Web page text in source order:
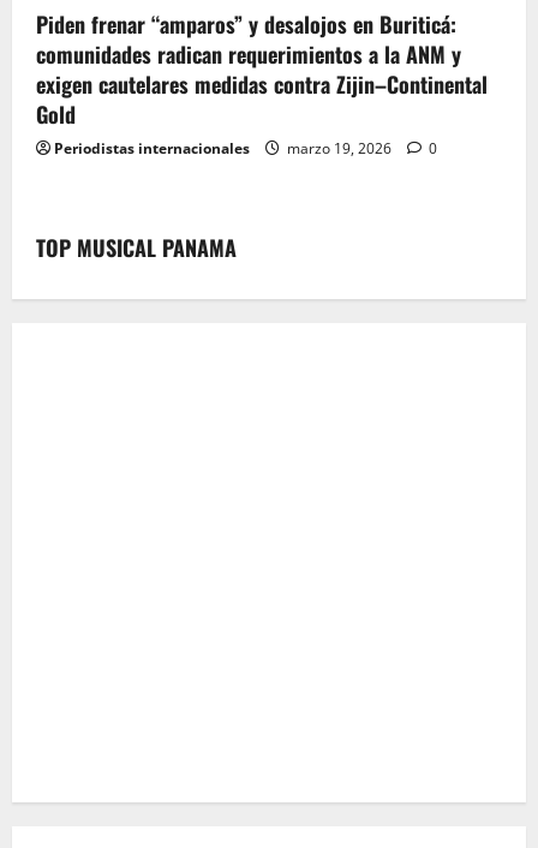
Piden frenar “amparos” y desalojos en Buriticá:
comunidades radican requerimientos a la ANM y
exigen cautelares medidas contra Zijin–Continental
Gold
Periodistas internacionales marzo 19, 2026 0
TOP MUSICAL PANAMA